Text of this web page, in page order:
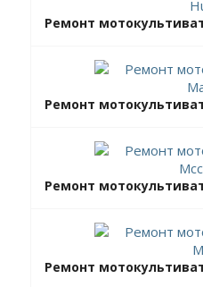
Ремонт
Ремонт
Ремонт
Ремонт